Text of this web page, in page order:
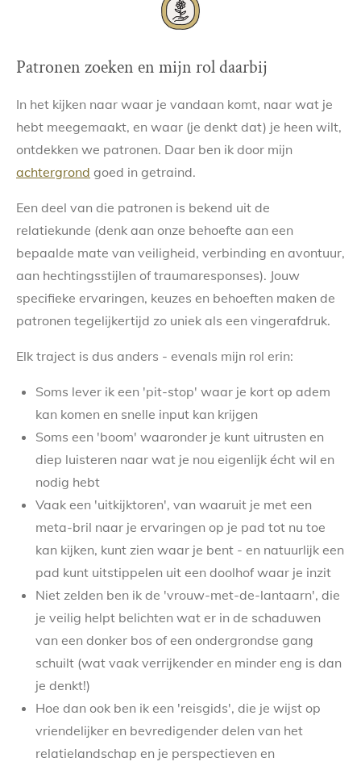
Patronen zoeken en mijn rol daarbij
In het kijken naar waar je vandaan komt, naar wat je
hebt meegemaakt, en waar (je denkt dat) je heen wilt,
ontdekken we patronen. Daar ben ik door mijn
achtergrond goed in getraind.
Een deel van die patronen is bekend uit de
relatiekunde (denk aan onze behoefte aan een
bepaalde mate van veiligheid, verbinding en avontuur,
aan hechtingsstijlen of traumaresponses). Jouw
specifieke ervaringen, keuzes en behoeften maken de
patronen tegelijkertijd zo uniek als een vingerafdruk.
Elk traject is dus anders - evenals mijn rol erin:
Soms lever ik een 'pit-stop' waar je kort op adem
kan komen en snelle input kan krijgen
Soms een 'boom' waaronder je kunt uitrusten en
diep luisteren naar wat je nou eigenlijk écht wil en
nodig hebt
Vaak een 'uitkijktoren', van waaruit je met een
meta-bril naar je ervaringen op je pad tot nu toe
kan kijken, kunt zien waar je bent - en natuurlijk een
pad kunt uitstippelen uit een doolhof waar je inzit
Niet zelden ben ik de 'vrouw-met-de-lantaarn', die
je veilig helpt belichten wat er in de schaduwen
van een donker bos of een ondergrondse gang
schuilt (wat vaak verrijkender en minder eng is dan
je denkt!)
Hoe dan ook ben ik een 'reisgids', die je wijst op
vriendelijker en bevredigender delen van het
relatielandschap en je perspectieven en